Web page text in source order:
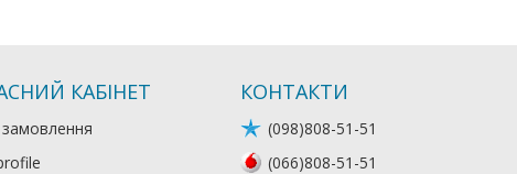
КАБІНЕТ КОНТАКТИ
(098)808-51-51
(066)808-51-51